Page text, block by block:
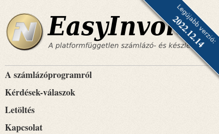
A számlázóprogramról
Kérdések-válaszok
Letöltés
Kapcsolat
Legújabb verzió:
2022.12.14